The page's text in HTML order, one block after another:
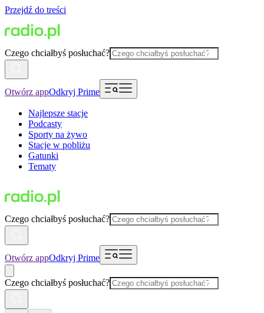
Przejdź do treści
Czego chciałbyś posłuchać?
Otwórz appOdkryj Prime
Najlepsze stacje
Podcasty
Sporty na żywo
Stacje w pobliżu
Gatunki
Tematy
Czego chciałbyś posłuchać?
Otwórz appOdkryj Prime
Czego chciałbyś posłuchać?